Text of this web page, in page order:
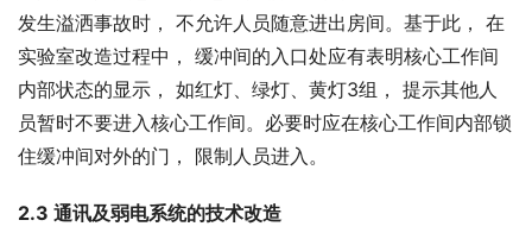
发生溢洒事故时， 不允许人员随意进出房间。基于此， 在
实验室改造过程中， 缓冲间的入口处应有表明核心工作间
内部状态的显示， 如红灯、绿灯、黄灯3组， 提示其他人
员暂时不要进入核心工作间。必要时应在核心工作间内部锁
住缓冲间对外的门， 限制人员进入。
2.3 通讯及弱电系统的技术改造